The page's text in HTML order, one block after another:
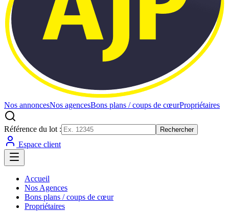
Nos annoncesNos agencesBons plans / coups de cœurPropriétaires
Référence du lot : Rechercher
Espace client
Accueil
Nos Agences
Bons plans / coups de cœur
Propriétaires